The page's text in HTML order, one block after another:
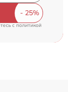
c политикой